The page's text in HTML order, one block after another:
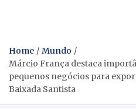
Home
Mundo
Márcio França destaca
pequenos negócios para
Baixada Santista